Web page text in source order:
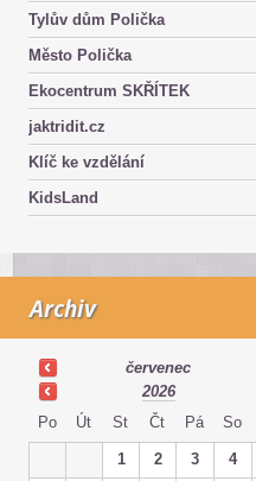
Tylův dům Polička
Město Polička
Ekocentrum SKŘÍTEK
jaktridit.cz
Klíč ke vzdělání
KidsLand
Archiv
červenec
2026
Po
Út St Čt Pá So
1 2 3 4